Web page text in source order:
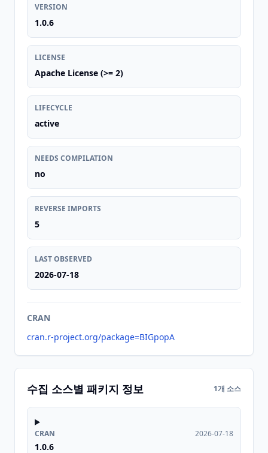
VERSION
1.0.6
LICENSE
Apache License (>= 2)
LIFECYCLE
active
NEEDS COMPILATION
no
REVERSE IMPORTS
5
LAST OBSERVED
2026-07-18
CRAN
cran.r-project.org/package=BIGpopA
수집 소스별 패키지 정보 1개 소스
CRAN
1.0.6
2026-07-18